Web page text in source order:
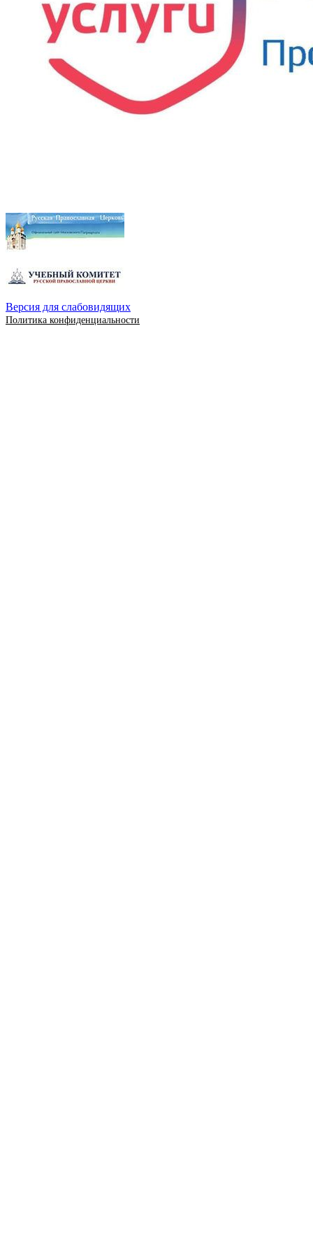
Версия для слабовидящих
Политика конфиденциальности